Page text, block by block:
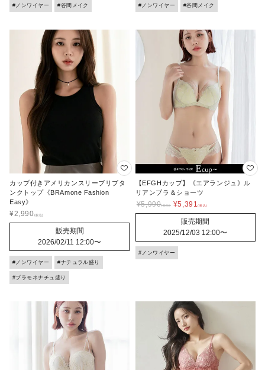
#ノンワイヤー #谷間メイク #ノンワイヤー #谷間メイク
カップ付きアメリカンスリーブリブタ
ンクトップ《BRAmone Fashion
Easy》
¥2,990
販売期間
2026/02/11 12:00〜
#ノンワイヤー #ナチュラル盛り
#ブラモネナチュ盛り
【EFGHカップ】《エアランジュ》ル
リアンブラ＆ショーツ
¥5,990 ¥5,391
販売期間
2025/12/03 12:00〜
#ノンワイヤー